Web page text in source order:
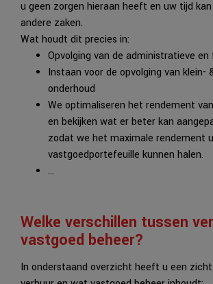
u geen zorgen hieraan heeft en uw tijd
andere zaken.
Wat houdt dit precies in:
Opvolging van de administratieve
Instaan voor de opvolging van klein-
onderhoud
We optimaliseren het rendement
en bekijken wat er beter kan
zodat we het maximale rendement
vastgoedportefeuille kunnen halen.
…
Welke verschillen tussen
vastgoed beheer?
In onderstaand overzicht heeft u een